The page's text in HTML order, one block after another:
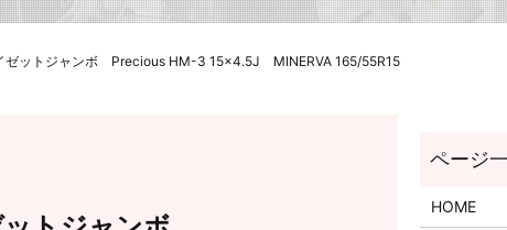
ゼットジャンボ Precious HM-3 15×4.5J MINERVA 165/55R15
HOME